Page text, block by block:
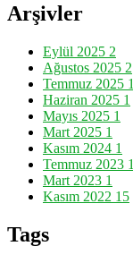
Arşivler
Eylül 2025 2
Ağustos 2025 2
Temmuz 2025 1
Haziran 2025 1
Mayıs 2025 1
Mart 2025 1
Kasım 2024 1
Temmuz 2023 1
Mart 2023 1
Kasım 2022 15
Tags